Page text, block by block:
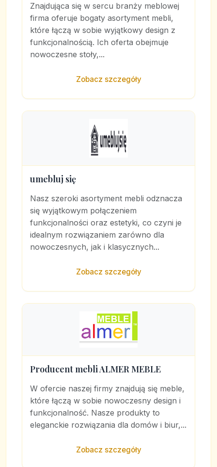
Znajdująca się w sercu branży meblowej
firma oferuje bogaty asortyment mebli,
które łączą w sobie wyjątkowy design z
funkcjonalnością. Ich oferta obejmuje
nowoczesne stoły,...
Zobacz szczegóły
umebluj się
Nasz szeroki asortyment mebli odznacza
się wyjątkowym połączeniem
funkcjonalności oraz estetyki, co czyni je
idealnym rozwiązaniem zarówno dla
nowoczesnych, jak i klasycznych...
Zobacz szczegóły
Producent mebli ALMER MEBLE
W ofercie naszej firmy znajdują się meble,
które łączą w sobie nowoczesny design i
funkcjonalność. Nasze produkty to
eleganckie rozwiązania dla domów i biur,...
Zobacz szczegóły